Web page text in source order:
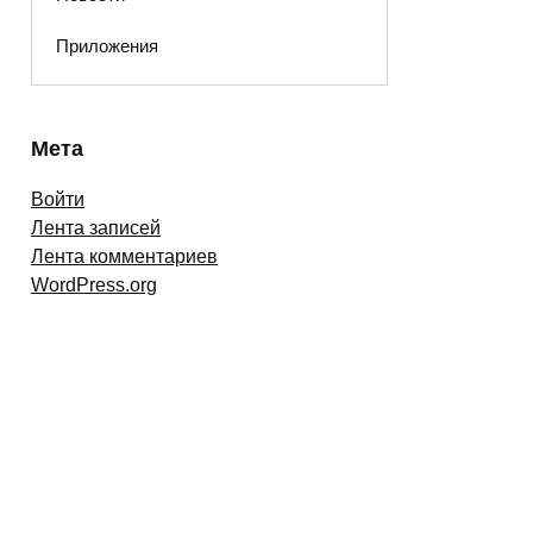
Приложения
Мета
Войти
Лента записей
Лента комментариев
WordPress.org